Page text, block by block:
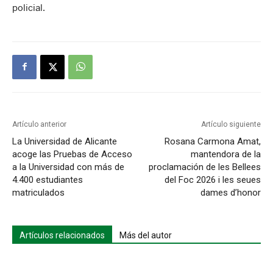
policial.
Artículo anterior
La Universidad de Alicante
acoge las Pruebas de Acceso
a la Universidad con más de
4.400 estudiantes
matriculados
Artículo siguiente
Rosana Carmona Amat,
mantendora de la
proclamación de les Bellees
del Foc 2026 i les seues
dames d’honor
Artículos relacionados Más del autor